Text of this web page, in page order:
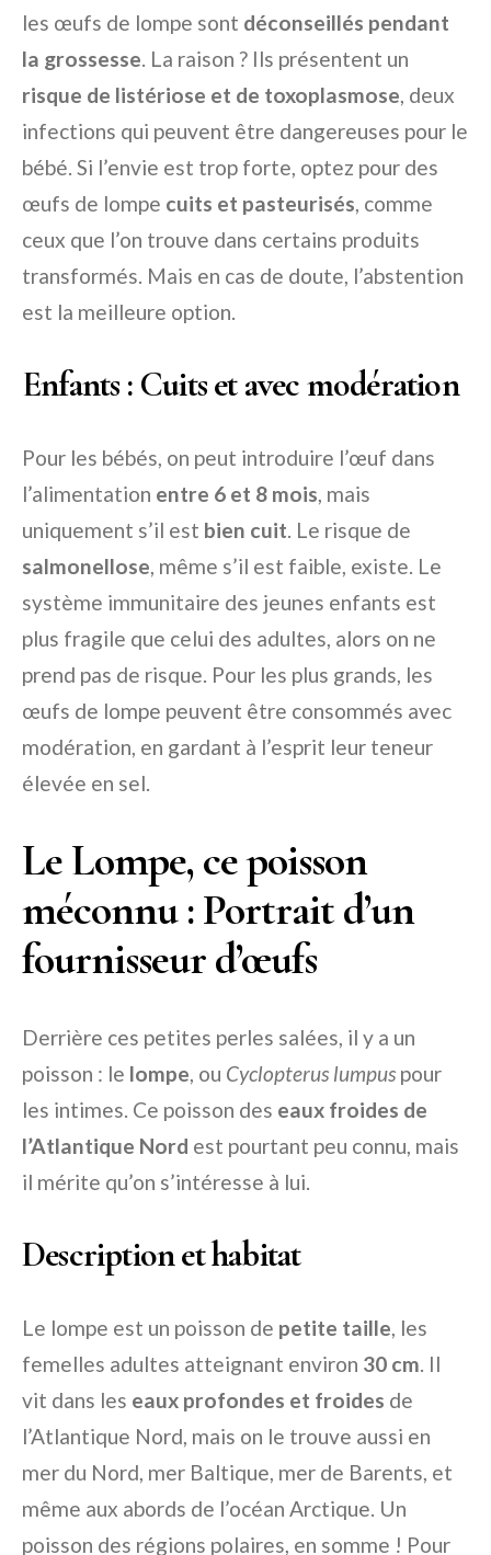
les œufs de lompe sont déconseillés pendant
la grossesse. La raison ? Ils présentent un
risque de listériose et de toxoplasmose, deux
infections qui peuvent être dangereuses pour le
bébé. Si l’envie est trop forte, optez pour des
œufs de lompe cuits et pasteurisés, comme
ceux que l’on trouve dans certains produits
transformés. Mais en cas de doute, l’abstention
est la meilleure option.
Enfants : Cuits et avec modération
Pour les bébés, on peut introduire l’œuf dans
l’alimentation entre 6 et 8 mois, mais
uniquement s’il est bien cuit. Le risque de
salmonellose, même s’il est faible, existe. Le
système immunitaire des jeunes enfants est
plus fragile que celui des adultes, alors on ne
prend pas de risque. Pour les plus grands, les
œufs de lompe peuvent être consommés avec
modération, en gardant à l’esprit leur teneur
élevée en sel.
Le Lompe, ce poisson
méconnu : Portrait d’un
fournisseur d’œufs
Derrière ces petites perles salées, il y a un
poisson : le lompe, ou Cyclopterus lumpus pour
les intimes. Ce poisson des eaux froides de
l’Atlantique Nord est pourtant peu connu, mais
il mérite qu’on s’intéresse à lui.
Description et habitat
Le lompe est un poisson de petite taille, les
femelles adultes atteignant environ 30 cm. Il
vit dans les eaux profondes et froides de
l’Atlantique Nord, mais on le trouve aussi en
mer du Nord, mer Baltique, mer de Barents, et
même aux abords de l’océan Arctique. Un
poisson des régions polaires, en somme ! Pour